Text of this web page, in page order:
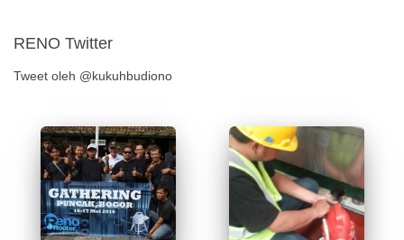
RENO Twitter
Tweet oleh @kukuhbudiono